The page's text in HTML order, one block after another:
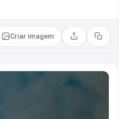
Criar imagem Compartilhar
Copiar